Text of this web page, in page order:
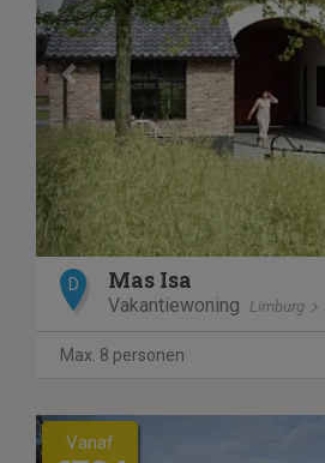
D Mas Isa
Vakantiewoning Limburg
Max. 8 personen
Previous
Vanaf